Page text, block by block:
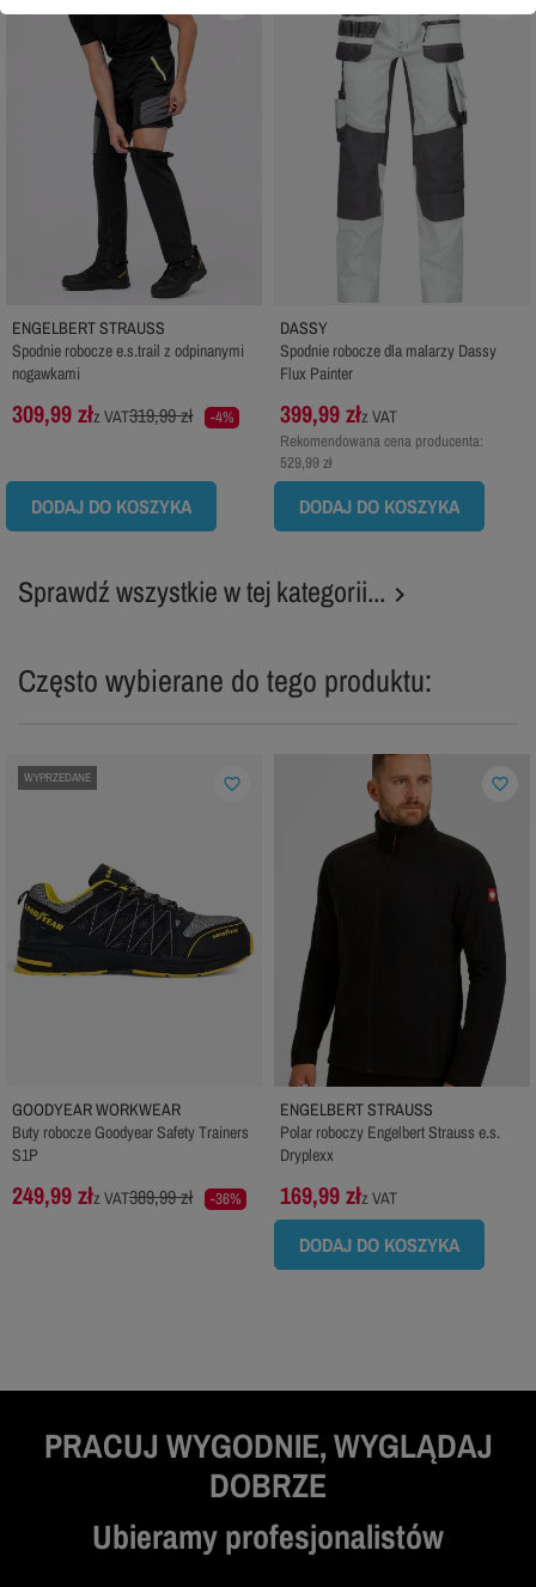
ENGELBERT STRAUSS
Spodnie robocze e.s.trail z odpinanymi
nogawkami
309,99 złz VAT319,99 zł -4%
DODAJ DO KOSZYKA
DASSY
Spodnie robocze dla malarzy Dassy
Flux Painter
399,99 złz VAT
Rekomendowana cena producenta:
529,99 zł
DODAJ DO KOSZYKA
Sprawdź wszystkie w tej kategorii... 
Często wybierane do tego produktu:
WYPRZEDANE
GOODYEAR WORKWEAR
Buty robocze Goodyear Safety Trainers
S1P
249,99 złz VAT389,99 zł -36%
favorite_border
ENGELBERT STRAUSS
Polar roboczy Engelbert Strauss e.s.
Dryplexx
169,99 złz VAT
DODAJ DO KOSZYKA
favorite_border
PRACUJ WYGODNIE, WYGLĄDAJ
DOBRZE
Ubieramy profesjonalistów